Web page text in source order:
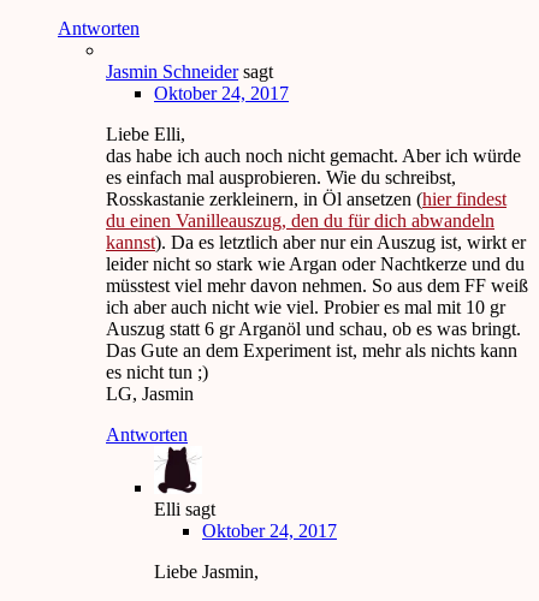
Antworten
Jasmin Schneider sagt
Oktober 24, 2017
Liebe Elli,
das habe ich auch noch nicht gemacht. Aber ich würde
es einfach mal ausprobieren. Wie du schreibst,
Rosskastanie zerkleinern, in Öl ansetzen (hier findest
du einen Vanilleauszug, den du für dich abwandeln
kannst). Da es letztlich aber nur ein Auszug ist, wirkt er
leider nicht so stark wie Argan oder Nachtkerze und du
müsstest viel mehr davon nehmen. So aus dem FF weiß
ich aber auch nicht wie viel. Probier es mal mit 10 gr
Auszug statt 6 gr Arganöl und schau, ob es was bringt.
Das Gute an dem Experiment ist, mehr als nichts kann
es nicht tun ;)
LG, Jasmin
Antworten
Elli sagt
Oktober 24, 2017
Liebe Jasmin,